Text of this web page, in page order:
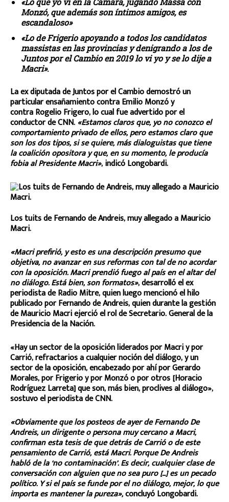
Monzó, que además son íntimos amigos, es
escandaloso»
«Lo de Frigerio apoyando a todos los candidatos
massistas en las provincias y denigrando a los de
Juntos por el Cambio en 2019 lo vi yo y se lo dije a
Macri».
La ex diputada de Juntos por el Cambio demostró un
particular ensañamiento contra Emilio Monzó y
contra Rogelio Frigero, lo cual fue advertido por el
conductor de CNN.«Estamos claros que, yo no conozco el
comportamiento privado de ellos, pero estamos claro que
son los dos tipos, si se quiere, más dialoguistas que tiene
la coalición opositora y que, en su momento, le producía
fobia al Presidente Macri», indicó Longobardi.
Los tuits de Fernando de Andreis, muy allegado a Mauricio
Macri.
«Macri prefirió, y esto es una descripción presumo que
objetiva, no avanzar en sus reformas con tal de no acordar
con la oposición. Macri prendió fuego al país en el altar del
no diálogo. Está bien, son formatos», desarrolló el ex
periodista de Radio Mitre, quien luego mencionó el hilo
publicado por Fernando de Andreis, quien durante la gestión
de Mauricio Macri ejerció el rol de Secretario. General de la
Presidencia de la Nación.
«Hay un sector de la oposición liderados por Macri y por
Carrió, refractarios a cualquier noción del diálogo, y un
sector de la oposición, encabezado por ahí por Gerardo
Morales, por Frigerio y por Monzó o por otros [Horacio
Rodríguez Larreta] que son, más bien, proclives al diálogo»,
sostuvo el periodista de CNN.
«Obviamente que los posteos de ayer de Fernando De
Andreis, un dirigente o persona muy cercano a Macri,
confirman esta tesis de que detrás de Carrió o de este
pensamiento de Carrió, está Macri. Porque De Andreis
habló de la ‘no contaminación’. Es decir, cualquier clase de
conversación con alguien que no sea puro […] es un pecado
político. Y si el país se funde por el no diálogo, mejor, lo que
importa es mantener la pureza»,concluyó Longobardi.